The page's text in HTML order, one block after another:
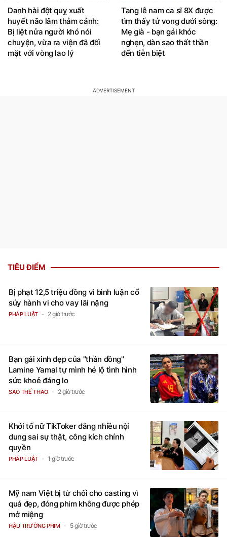
Danh hài đột quỵ xuất
huyết não lâm thảm cảnh:
Bị liệt nửa người khó nói
chuyện, vừa ra viện đã đối
mặt với vòng lao lý
Tang lễ nam ca sĩ 8X được
tìm thấy tử vong dưới sông:
Mẹ già - bạn gái khóc
nghẹn, dàn sao thất thần
đến tiễn biệt
TIÊU ĐIỂM
Bị phạt 12,5 triệu đồng vì bình luận cổ
súy hành vi cho vay lãi nặng
PHÁP LUẬT 2 giờ trước
Bạn gái xinh đẹp của "thần đồng"
Lamine Yamal tự mình hé lộ tình hình
sức khoẻ đáng lo
SAO THỂ THAO 2 giờ trước
Khởi tố nữ TikToker đăng nhiều nội
dung sai sự thật, công kích chính
quyền
PHÁP LUẬT 1 giờ trước
Mỹ nam Việt bị từ chối cho casting vì
quá đẹp, đóng phim không được phép
mở miệng
HẬU TRƯỜNG PHIM 5 giờ trước